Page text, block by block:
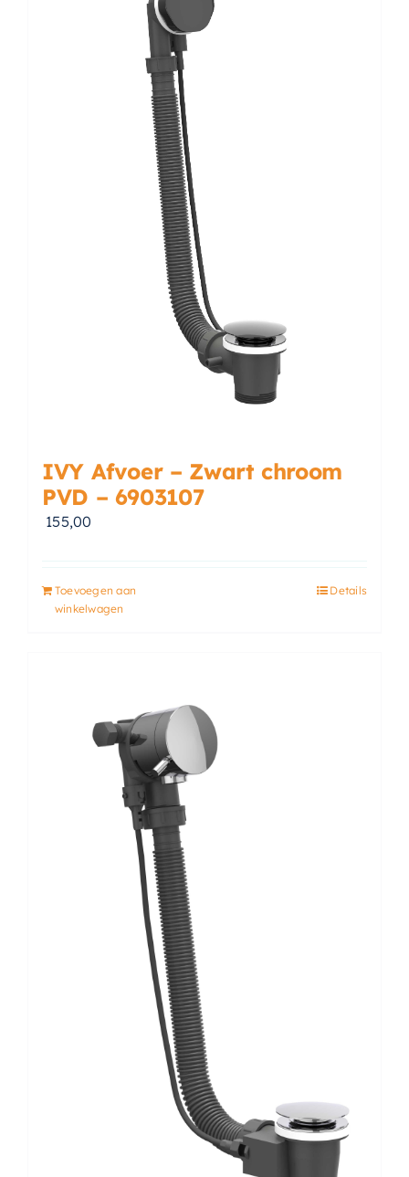
IVY Afvoer – Zwart chroom
PVD – 6903107
155,00
Toevoegen aan
winkelwagen
Details